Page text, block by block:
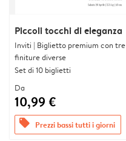
Piccoli tocchi di eleganza
Inviti | Biglietto premium con tre
finiture diverse
Set di 10 biglietti
Da
10,99 €
offers Prezzi bassi tutti i giorni